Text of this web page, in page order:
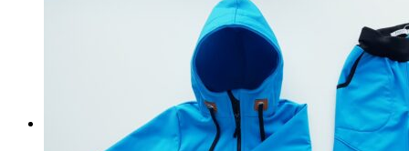
VESTY – SOFTSHELLOVÉ , TEPLÁKOVÉ
TEPLÁKY / KRAŤASY
NÁTELNÍKY / TRIČKÁ
SOFTSHELLOVÉ BUNDY – PRECHODNÉ